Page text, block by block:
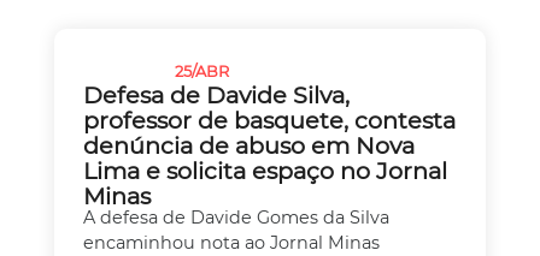
25/ABR
Defesa de Davide Silva,
professor de basquete, contesta
denúncia de abuso em Nova
Lima e solicita espaço no Jornal
Minas
A defesa de Davide Gomes da Silva
encaminhou nota ao Jornal Minas